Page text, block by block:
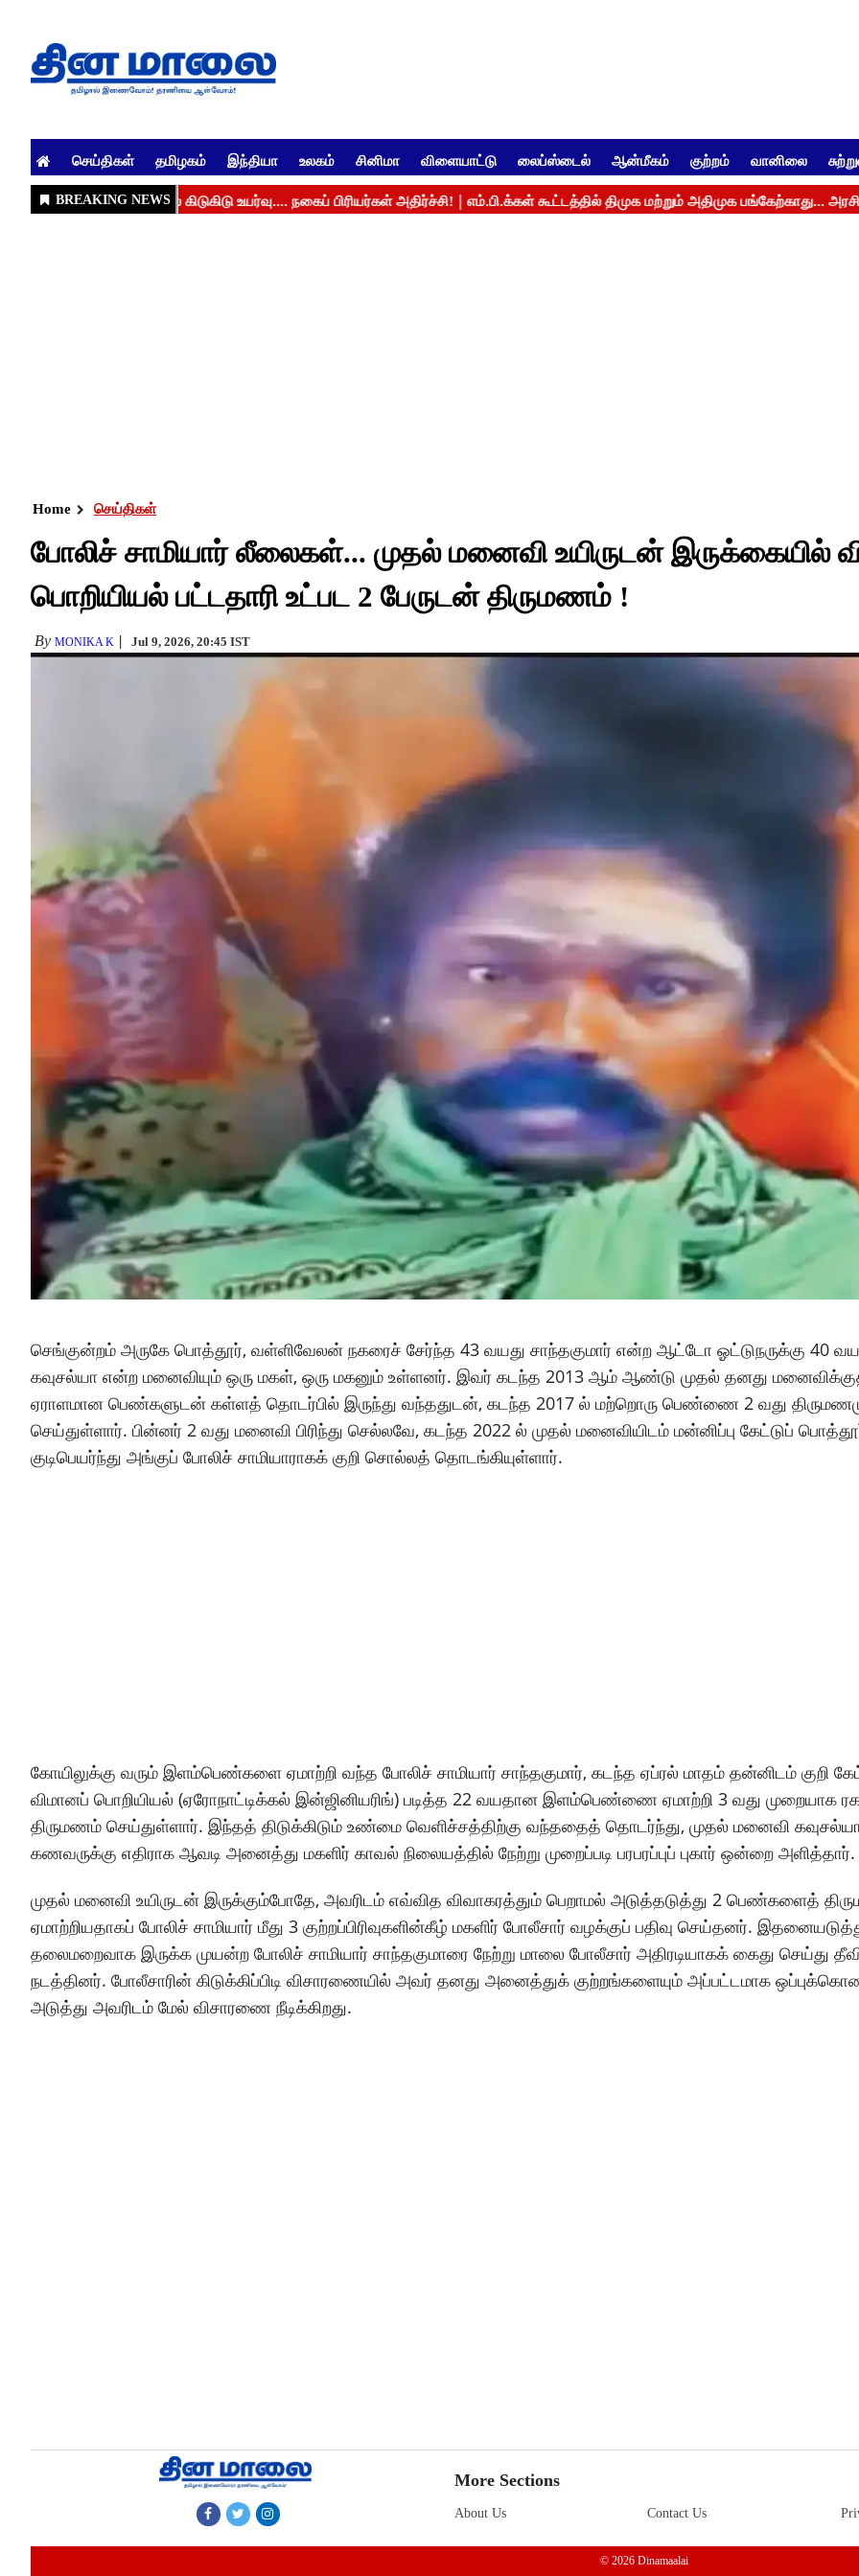
செய்திகள் தமிழகம் இந்தியா உலகம் சினிமா விளையாட்டு லைப்ஸ்டைல் ஆன்மீகம் குற்றம் வானிலை
Home செய்திகள்
போலிச் சாமியார் லீலைகள்... முதல் மனைவி உயிருடன் இருக்கையில்
பொறியியல் பட்டதாரி உட்பட 2 பேருடன் திருமணம் !
By MONIKA K Jul 9, 2026, 20:45 IST
செங்குன்றம் அருகே பொத்தூர், வள்ளிவேலன் நகரைச் சேர்ந்த 43 வயது சாந்தகுமார் என்ற ஆட்டோ ஓட்டுநருக்கு 40
கவுசல்யா என்ற மனைவியும் ஒரு மகள், ஒரு மகனும் உள்ளனர். இவர் கடந்த 2013 ஆம் ஆண்டு முதல் தனது
ஏராளமான பெண்களுடன் கள்ளத் தொடர்பில் இருந்து வந்ததுடன், கடந்த 2017 ல் மற்றொரு பெண்ணை 2 வது
செய்துள்ளார். பின்னர் 2 வது மனைவி பிரிந்து செல்லவே, கடந்த 2022 ல் முதல் மனைவியிடம் மன்னிப்பு கேட்டுப்
குடிபெயர்ந்து அங்குப் போலிச் சாமியாராகக் குறி சொல்லத் தொடங்கியுள்ளார்.
கோயிலுக்கு வரும் இளம்பெண்களை ஏமாற்றி வந்த போலிச் சாமியார் சாந்தகுமார், கடந்த ஏப்ரல் மாதம் தன்னிடம் குறி
விமானப் பொறியியல் (ஏரோநாட்டிக்கல் இன்ஜினியரிங்) படித்த 22 வயதான இளம்பெண்ணை ஏமாற்றி 3 வது முறையாக
திருமணம் செய்துள்ளார். இந்தத் திடுக்கிடும் உண்மை வெளிச்சத்திற்கு வந்ததைத் தொடர்ந்து, முதல் மனைவி
கணவருக்கு எதிராக ஆவடி அனைத்து மகளிர் காவல் நிலையத்தில் நேற்று முறைப்படி பரபரப்புப் புகார் ஒன்றை அளித்தார்.
முதல் மனைவி உயிருடன் இருக்கும்போதே, அவரிடம் எவ்வித விவாகரத்தும் பெறாமல் அடுத்தடுத்து 2 பெண்களைத்
ஏமாற்றியதாகப் போலிச் சாமியார் மீது 3 குற்றப்பிரிவுகளின்கீழ் மகளிர் போலீசார் வழக்குப் பதிவு செய்தனர்.
தலைமறைவாக இருக்க முயன்ற போலிச் சாமியார் சாந்தகுமாரை நேற்று மாலை போலீசார் அதிரடியாகக் கைது செய்து
நடத்தினர். போலீசாரின் கிடுக்கிப்பிடி விசாரணையில் அவர் தனது அனைத்துக் குற்றங்களையும் அப்பட்டமாக
அடுத்து அவரிடம் மேல் விசாரணை நீடிக்கிறது.
More Sections
About Us Contact Us
© 2026 Dinamaalai